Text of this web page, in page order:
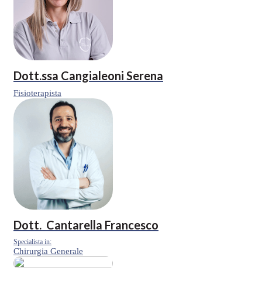
Dott.ssa Cangialeoni Serena
Fisioterapista
Dott. Cantarella Francesco
Specialista in:
Chirurgia Generale